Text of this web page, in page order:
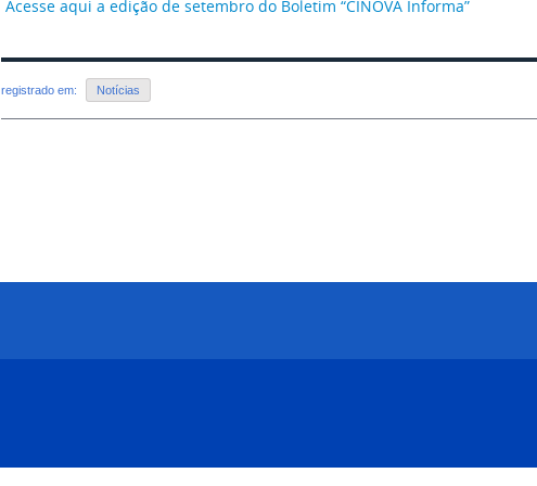
Acesse aqui a edição de setembro do Boletim “CINOVA Informa”
registrado em: Notícias